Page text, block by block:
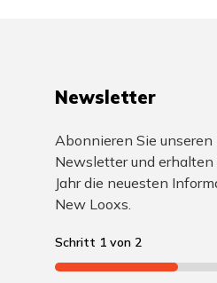
Newsletter
Abonnieren Sie unseren
Newsletter und erhalten
Jahr die neuesten
New Looxs.
Schritt 1 von 2
50%